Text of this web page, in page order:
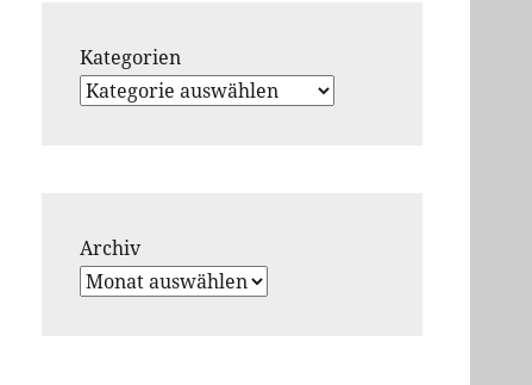
Kategorien
Archiv